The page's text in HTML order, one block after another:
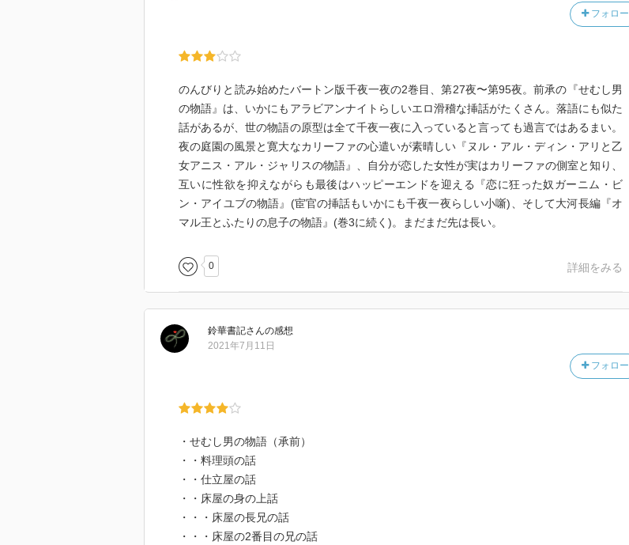
フォロー
のんびりと読み始めたバートン版千夜一夜の2巻目、第27夜〜第95夜。前承の『せむし男
の物語』は、いかにもアラビアンナイトらしいエロ滑稽な挿話がたくさん。落語にも似た
話があるが、世の物語の原型は全て千夜一夜に入っていると言っても過言ではあるまい。
夜の庭園の風景と寛大なカリーファの心遣いが素晴しい『ヌル・アル・ディン・アリと乙
女アニス・アル・ジャリスの物語』、自分が恋した女性が実はカリーファの側室と知り、
互いに性欲を抑えながらも最後はハッピーエンドを迎える『恋に狂った奴ガーニム・ビ
ン・アイユブの物語』(宦官の挿話もいかにも千夜一夜らしい小噺)、そして大河長編『オ
マル王とふたりの息子の物語』(巻3に続く)。まだまだ先は長い。
0 詳細をみる
鈴華書記さんの感想
フォロー
2021年7月11日
・せむし男の物語（承前）
・・料理頭の話
・・仕立屋の話
・・床屋の身の上話
・・・床屋の長兄の話
・・・床屋の2番目の兄の話